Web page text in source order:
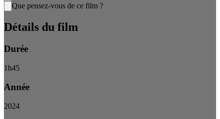
Que pensez-vous de ce film ?
Détails du film
Durée
1h45
Année
2024